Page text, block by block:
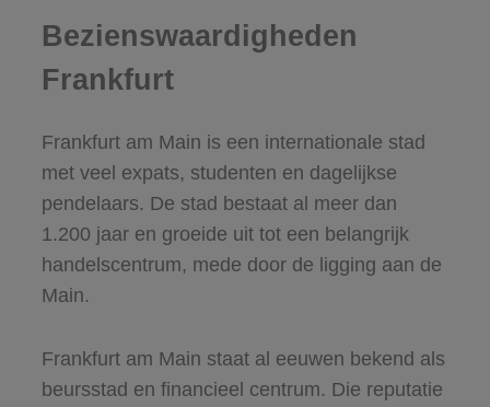
Bezienswaardigheden
Frankfurt
Frankfurt am Main is een internationale stad
met veel expats, studenten en dagelijkse
pendelaars. De stad bestaat al meer dan
1.200 jaar en groeide uit tot een belangrijk
handelscentrum, mede door de ligging aan de
Main.
Frankfurt am Main staat al eeuwen bekend als
beursstad en financieel centrum. Die reputatie